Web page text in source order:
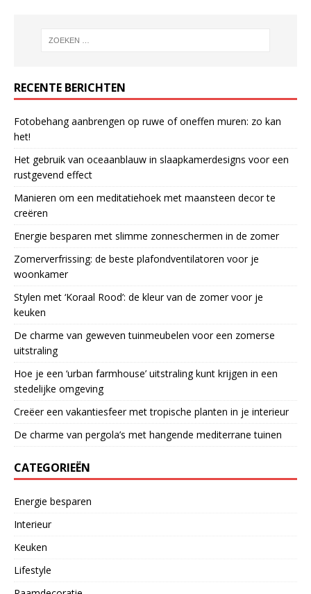
RECENTE BERICHTEN
Fotobehang aanbrengen op ruwe of oneffen muren: zo kan
het!
Het gebruik van oceaanblauw in slaapkamerdesigns voor een
rustgevend effect
Manieren om een meditatiehoek met maansteen decor te
creëren
Energie besparen met slimme zonneschermen in de zomer
Zomerverfrissing: de beste plafondventilatoren voor je
woonkamer
Stylen met ‘Koraal Rood’: de kleur van de zomer voor je
keuken
De charme van geweven tuinmeubelen voor een zomerse
uitstraling
Hoe je een ‘urban farmhouse’ uitstraling kunt krijgen in een
stedelijke omgeving
Creëer een vakantiesfeer met tropische planten in je interieur
De charme van pergola’s met hangende mediterrane tuinen
CATEGORIEËN
Energie besparen
Interieur
Keuken
Lifestyle